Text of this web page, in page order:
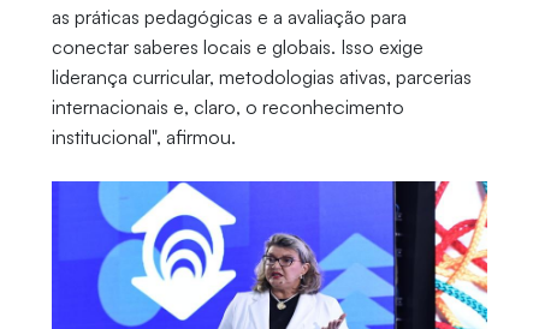
as práticas pedagógicas e a avaliação para
conectar saberes locais e globais. Isso exige
liderança curricular, metodologias ativas, parcerias
internacionais e, claro, o reconhecimento
institucional", afirmou.